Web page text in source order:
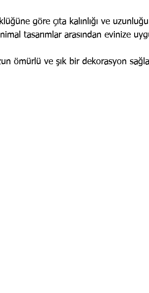
göre çıta kalınlığı ve
tasarımlar arasından evinize
ömürlü ve şık bir dekorasyon